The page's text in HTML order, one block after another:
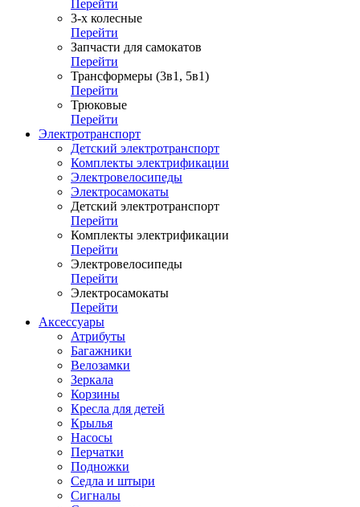
Перейти
3-х колесные
Перейти
Запчасти для самокатов
Перейти
Трансформеры (3в1, 5в1)
Перейти
Трюковые
Перейти
Электротранспорт
Детский электротранспорт
Комплекты электрификации
Электровелосипеды
Электросамокаты
Детский электротранспорт
Перейти
Комплекты электрификации
Перейти
Электровелосипеды
Перейти
Электросамокаты
Перейти
Аксессуары
Атрибуты
Багажники
Велозамки
Зеркала
Корзины
Кресла для детей
Крылья
Насосы
Перчатки
Подножки
Седла и штыри
Сигналы